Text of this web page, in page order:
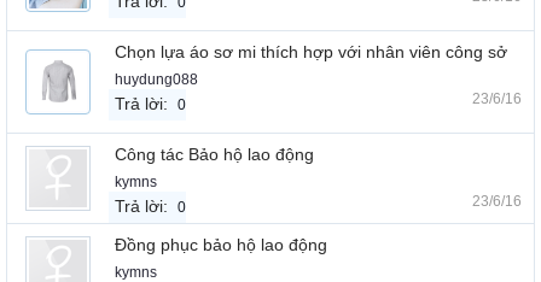
Chọn lựa áo sơ mi thích hợp với nhân viên công sở
huydung088
Trả lời: 0 23/6/16
Công tác Bảo hộ lao động
kymns
Trả lời: 0 23/6/16
Đồng phục bảo hộ lao động
kymns